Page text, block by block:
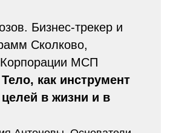
Бизнес-трекер и
Сколково,
МСП
Тело, как инструмент
в жизни и в